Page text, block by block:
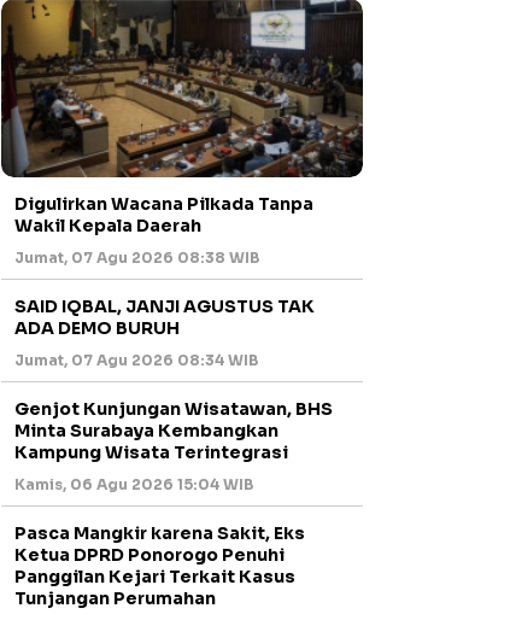
Digulirkan Wacana Pilkada Tanpa
Wakil Kepala Daerah
Jumat, 07 Agu 2026 08:38 WIB
SAID IQBAL, JANJI AGUSTUS TAK
ADA DEMO BURUH
Jumat, 07 Agu 2026 08:34 WIB
Genjot Kunjungan Wisatawan, BHS
Minta Surabaya Kembangkan
Kampung Wisata Terintegrasi
Kamis, 06 Agu 2026 15:04 WIB
Pasca Mangkir karena Sakit, Eks
Ketua DPRD Ponorogo Penuhi
Panggilan Kejari Terkait Kasus
Tunjangan Perumahan